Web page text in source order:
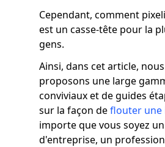
Cependant, comment
est un casse-tête pour la
gens.
Ainsi, dans cet article,
proposons une large
conviviaux et de guides
sur la façon deflouter une
importe que vous soyez
d'entreprise, un